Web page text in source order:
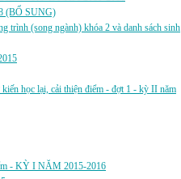
(BỔ SUNG)
trình (song ngành) khóa 2 và danh sách sinh
học lại, cải thiện điểm - đợt 1 - kỳ II năm
- KỲ I NĂM 2015-2016